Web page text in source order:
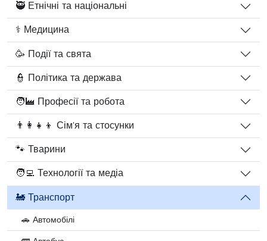
🥷 Етнічні та національні
⚕️ Медицина
🥳 Події та свята
👮 Політика та держава
🧑‍🏭 Професії та робота
👨‍👩‍👧‍👦 Сім'я та стосунки
🐾 Тварини
🧑‍💻 Технології та медіа
🚂 Транспорт
🚗 Автомобілі